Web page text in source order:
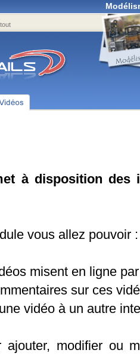
à disposition des
vous allez pouvoir :
misent en ligne
sur ces
vidéo à un autre
ajouter, modifier ou